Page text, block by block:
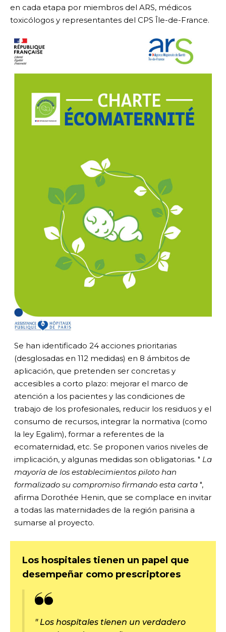
en cada etapa por miembros del ARS, médicos
toxicólogos y representantes del CPS Île-de-France.
Se han identificado 24 acciones prioritarias
(desglosadas en 112 medidas) en 8 ámbitos de
aplicación, que pretenden ser concretas y
accesibles a corto plazo: mejorar el marco de
atención a los pacientes y las condiciones de
trabajo de los profesionales, reducir los residuos y el
consumo de recursos, integrar la normativa (como
la ley Egalim), formar a referentes de la
ecomaternidad, etc. Se proponen varios niveles de
implicación, y algunas medidas son obligatorias. " La
mayoría de los establecimientos piloto han
formalizado su compromiso firmando esta carta ",
afirma Dorothée Henin, que se complace en invitar
a todas las maternidades de la región parisina a
sumarse al proyecto.
Los hospitales tienen un papel que
desempeñar como prescriptores
" Los hospitales tienen un verdadero